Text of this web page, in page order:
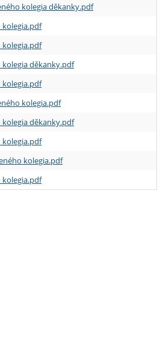
kolegia děkanky.pdf
kolegia.pdf
kolegia.pdf
kolegia děkanky.pdf
kolegia.pdf
kolegia.pdf
kolegia děkanky.pdf
kolegia.pdf
kolegia.pdf
kolegia.pdf